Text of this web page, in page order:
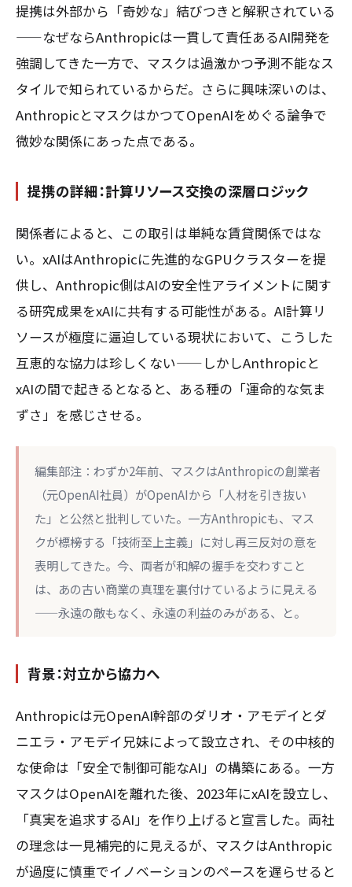
提携は外部から「奇妙な」結びつきと解釈されている
——なぜならAnthropicは一貫して責任あるAI開発を
強調してきた一方で、マスクは過激かつ予測不能なス
タイルで知られているからだ。さらに興味深いのは、
AnthropicとマスクはかつてOpenAIをめぐる論争で
微妙な関係にあった点である。
提携の詳細：計算リソース交換の深層ロジック
関係者によると、この取引は単純な賃貸関係ではな
い。xAIはAnthropicに先進的なGPUクラスターを提
供し、Anthropic側はAIの安全性アライメントに関す
る研究成果をxAIに共有する可能性がある。AI計算リ
ソースが極度に逼迫している現状において、こうした
互恵的な協力は珍しくない——しかしAnthropicと
xAIの間で起きるとなると、ある種の「運命的な気ま
ずさ」を感じさせる。
編集部注：わずか2年前、マスクはAnthropicの創業者
（元OpenAI社員）がOpenAIから「人材を引き抜い
た」と公然と批判していた。一方Anthropicも、マス
クが標榜する「技術至上主義」に対し再三反対の意を
表明してきた。今、両者が和解の握手を交わすこと
は、あの古い商業の真理を裏付けているように見える
——永遠の敵もなく、永遠の利益のみがある、と。
背景：対立から協力へ
Anthropicは元OpenAI幹部のダリオ・アモデイとダ
ニエラ・アモデイ兄妹によって設立され、その中核的
な使命は「安全で制御可能なAI」の構築にある。一方
マスクはOpenAIを離れた後、2023年にxAIを設立し、
「真実を追求するAI」を作り上げると宣言した。両社
の理念は一見補完的に見えるが、マスクはAnthropic
が過度に慎重でイノベーションのペースを遅らせると